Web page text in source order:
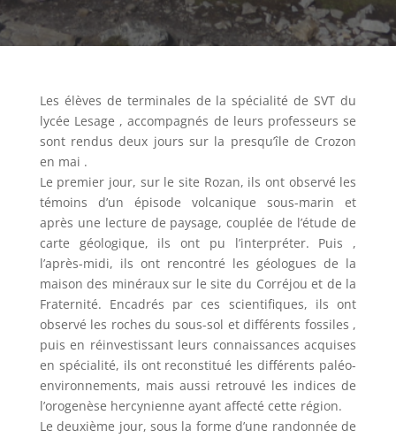
Les élèves de terminales de la spécialité de SVT du
lycée Lesage , accompagnés de leurs professeurs se
sont rendus deux jours sur la presqu’île de Crozon
en mai .
Le premier jour, sur le site Rozan, ils ont observé les
témoins d’un épisode volcanique sous-marin et
après une lecture de paysage, couplée de l’étude de
carte géologique, ils ont pu l’interpréter. Puis ,
l’après-midi, ils ont rencontré les géologues de la
maison des minéraux sur le site du Corréjou et de la
Fraternité. Encadrés par ces scientifiques, ils ont
observé les roches du sous-sol et différents fossiles ,
puis en réinvestissant leurs connaissances acquises
en spécialité, ils ont reconstitué les différents paléo-
environnements, mais aussi retrouvé les indices de
l’orogenèse hercynienne ayant affecté cette région.
Le deuxième jour, sous la forme d’une randonnée de